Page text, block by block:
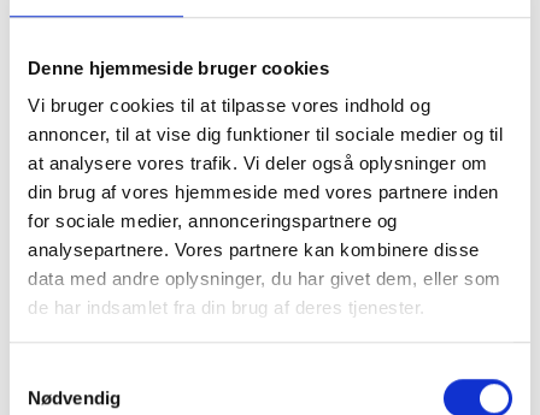
Denne hjemmeside bruger cookies
Vi bruger cookies til at tilpasse vores indhold og
annoncer, til at vise dig funktioner til sociale medier og til
at analysere vores trafik. Vi deler også oplysninger om
din brug af vores hjemmeside med vores partnere inden
for sociale medier, annonceringspartnere og
analysepartnere. Vores partnere kan kombinere disse
data med andre oplysninger, du har givet dem, eller som
de har indsamlet fra din brug af deres tjenester.
Nødvendig
nærmere på, hvordan teknologien kan
zoomer ind på erfaringer i relation til demens,
tryksårsbehandling, smerter, lejring, søvn og
arbejdsmiljø.
Vi ser nærmere på implementerings-casen Soft
Tilt og inddrager fem faglige nedslagspunkter
Erfaringerne foldes ud fra forskellige faglige
vinkler af:
erfaringsudveksling, vidensformidling og best-